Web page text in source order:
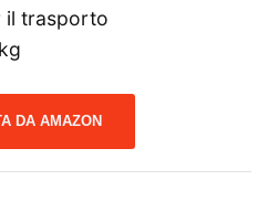
il trasporto
DA AMAZON